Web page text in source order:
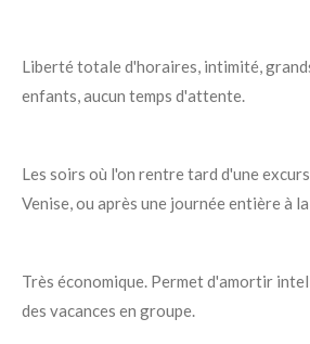
Liberté totale d'horaires, intimité,
enfants, aucun temps d'attente.
Les soirs où l'on rentre tard d'une
Venise, ou après une journée entière à
Très économique. Permet d'amortir
des vacances en groupe.